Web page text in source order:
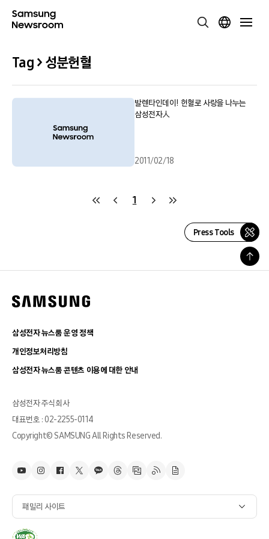
Tag > 성분헌혈
발렌타인데이! 헌혈로 사랑을 나누는
삼성전자人
2011/02/18
1
Press Tools
삼성전자 뉴스룸 운영 정책
개인정보처리방침
삼성전자 뉴스룸 콘텐츠 이용에 대한 안내
삼성전자 주식회사
대표번호 : 02-2255-0114
Copyright© SAMSUNG All Rights Reserved.
패밀리 사이트